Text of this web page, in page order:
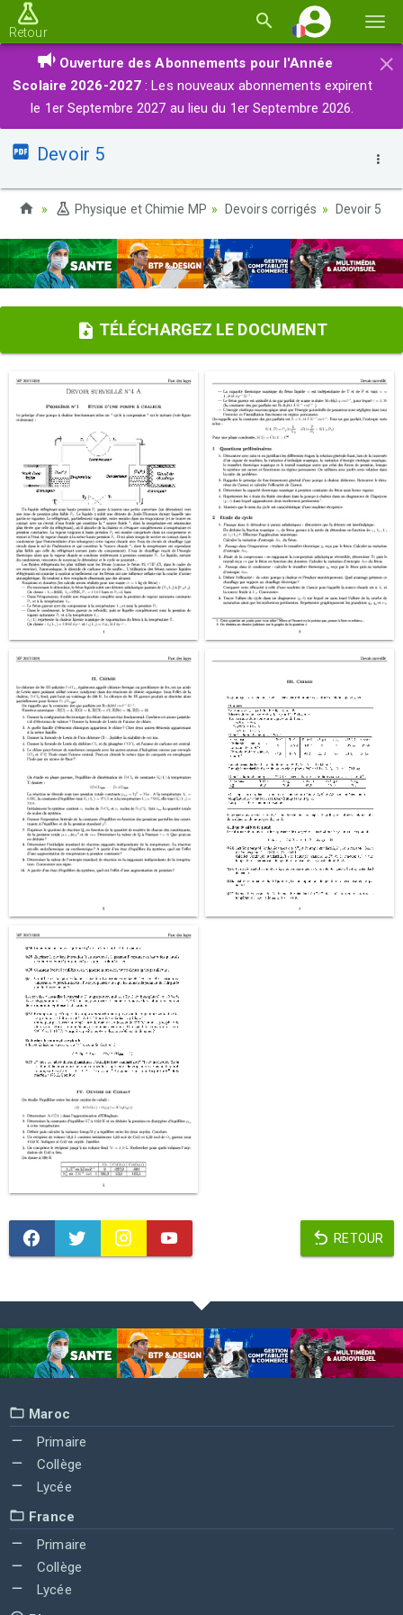
la
Retour
×
Ouverture des Abonnements pour l'Année
Scolaire 2026-2027 : Les nouveaux abonnements expirent
le 1er Septembre 2027 au lieu du 1er Septembre 2026.
Devoir 5
Physique et Chimie MP Devoirs corrigés Devoir 5
TÉLÉCHARGEZ LE DOCUMENT
RETOUR
Maroc
Primaire
Collège
Lycée
France
Primaire
Collège
Lycée